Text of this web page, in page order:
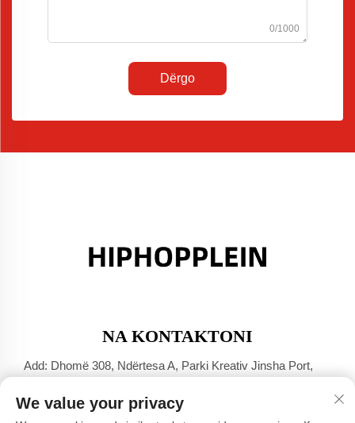
0/1000
Dërgo
NA KONTAKTONI
Add: Dhomë 308, Ndërtesa A, Parki Kreativ Jinsha Port,
Tel: +86-17304049586
We value your privacy